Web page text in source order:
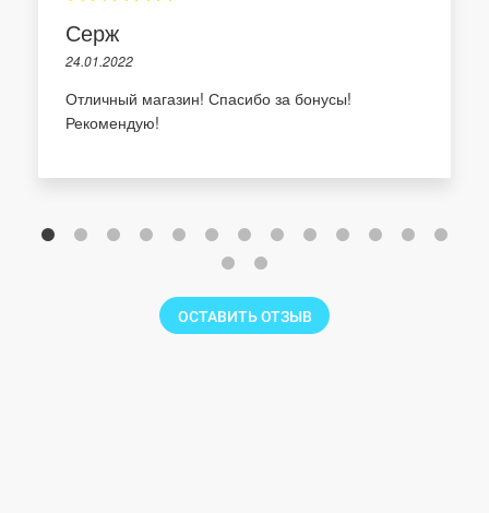
Серж
24.01.2022
Отличный магазин! Спасибо за бонусы!
Рекомендую!
ОСТАВИТЬ ОТЗЫВ